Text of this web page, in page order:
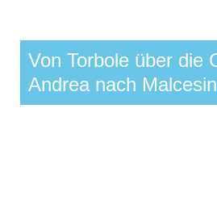
Von Torbole über die
Andrea nach